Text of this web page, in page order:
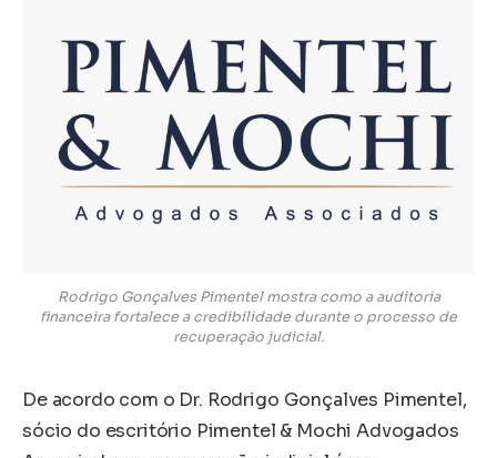
Rodrigo Gonçalves Pimentel mostra como a auditoria
financeira fortalece a credibilidade durante o processo de
recuperação judicial.
De acordo com o Dr. Rodrigo Gonçalves Pimentel,
sócio do escritório Pimentel & Mochi Advogados